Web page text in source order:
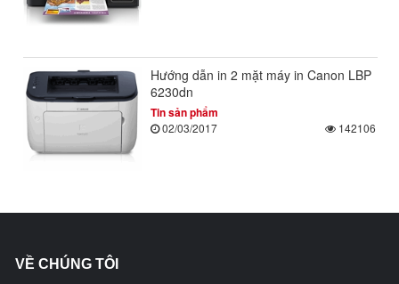
Hướng dẫn in 2 mặt máy in Canon LBP
6230dn
Tin sản phẩm
02/03/2017 142106
VỀ CHÚNG TÔI